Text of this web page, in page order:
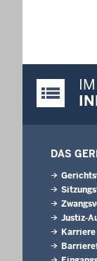
Justiz-Portal
DAS
Justiz-